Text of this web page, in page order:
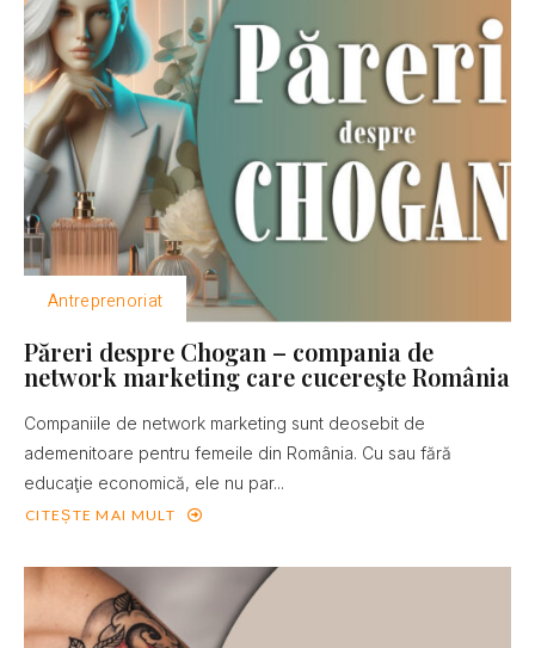
Antreprenoriat
Păreri despre Chogan – compania de
network marketing care cucereşte România
Companiile de network marketing sunt deosebit de
ademenitoare pentru femeile din România. Cu sau fără
educaţie economică, ele nu par...
CITEȘTE MAI MULT